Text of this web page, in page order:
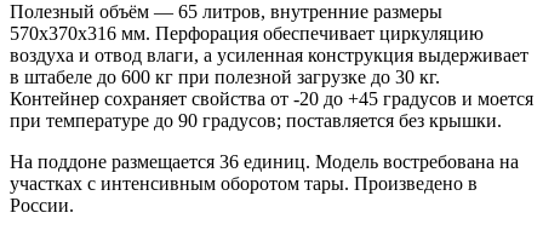
Полезный объём — 65 литров, внутренние размеры
570х370х316 мм. Перфорация обеспечивает циркуляцию
воздуха и отвод влаги, а усиленная конструкция выдерживает
в штабеле до 600 кг при полезной загрузке до 30 кг.
Контейнер сохраняет свойства от -20 до +45 градусов и моется
при температуре до 90 градусов; поставляется без крышки.
На поддоне размещается 36 единиц. Модель востребована на
участках с интенсивным оборотом тары. Произведено в
России.